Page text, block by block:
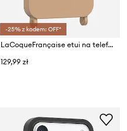
-25% z kodem: OFF*
LaCoqueFrançaise etui na telefon IPHONE 17 PRO MAX
129,99 zł